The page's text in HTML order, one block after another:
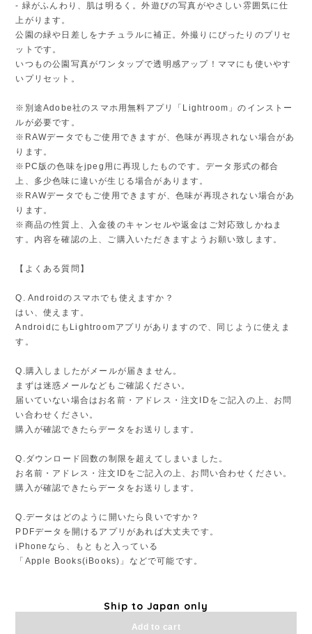
- 緑がふんわり、肌は明るく。外遊びの写真がやさしい雰囲気に仕
上がります。
公園の緑や日差しをナチュラルに補正。外撮りにぴったりのプリセ
ットです。
いつもの公園写真がワンタップで透明感アップ！ママにも使いやす
いプリセット。
※別途Adobe社のスマホ用無料アプリ「Lightroom」のインストー
ルが必要です。
※RAWデータでもご使用できますが、色味が再現されない場合があ
ります。
※PC版の色味をjpeg用に再現したものです。データ形式の都合
上、多少色味に違いが生じる場合があります。
※RAWデータでもご使用できますが、色味が再現されない場合があ
ります。
※商品の性質上、入金後のキャンセルや返金はご対応致しかねま
す。内容を確認の上、ご購入いただきますようお願い致します。
【よくある質問】
Q. Androidのスマホでも使えますか？
はい、使えます。
AndroidにもLightroomアプリがありますので、同じように使えま
す。
Q.購入しましたがメールが届きません。
まずは迷惑メールなどもご確認ください。
届いていない場合はお名前・アドレス・注文IDをご記入の上、お問
い合わせください。
購入が確認できたらデータをお送りします。
Q.ダウンロード回数の制限を超えてしまいました。
お名前・アドレス・注文IDをご記入の上、お問い合わせください。
購入が確認できたらデータをお送りします。
Q.データはどのように開いたら良いですか？
PDFデータを開けるアプリがあれば大丈夫です。
iPhoneなら、もともと入っている
「Apple Books(iBooks)」などで可能です。
Ship to Japan only
Add to cart